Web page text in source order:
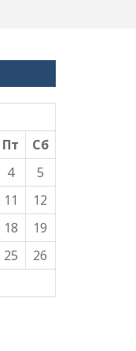
Пт
Сб
4
5
11
12
18
19
25
26